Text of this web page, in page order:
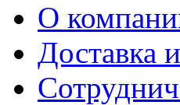
О
Доставка